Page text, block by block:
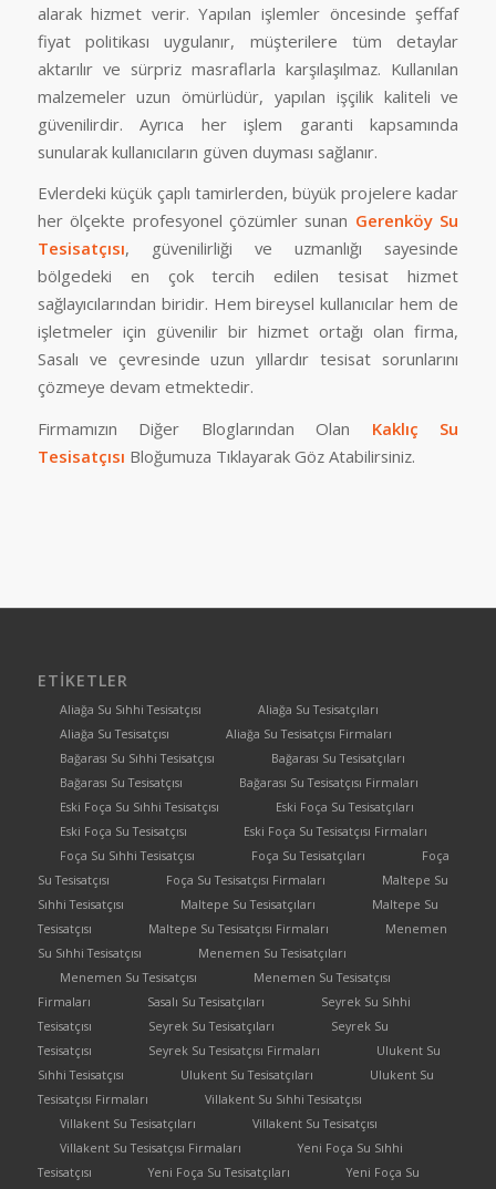
alarak hizmet verir. Yapılan işlemler öncesinde şeffaf
fiyat politikası uygulanır, müşterilere tüm detaylar
aktarılır ve sürpriz masraflarla karşılaşılmaz. Kullanılan
malzemeler uzun ömürlüdür, yapılan işçilik kaliteli ve
güvenilirdir. Ayrıca her işlem garanti kapsamında
sunularak kullanıcıların güven duyması sağlanır.
Evlerdeki küçük çaplı tamirlerden, büyük projelere kadar
her ölçekte profesyonel çözümler sunan Gerenköy Su
Tesisatçısı, güvenilirliği ve uzmanlığı sayesinde
bölgedeki en çok tercih edilen tesisat hizmet
sağlayıcılarından biridir. Hem bireysel kullanıcılar hem de
işletmeler için güvenilir bir hizmet ortağı olan firma,
Sasalı ve çevresinde uzun yıllardır tesisat sorunlarını
çözmeye devam etmektedir.
Firmamızın Diğer Bloglarından Olan Kaklıç Su
Tesisatçısı Bloğumuza Tıklayarak Göz Atabilirsiniz.
ETIKETLER
Aliağa Su Sıhhi Tesisatçısı
Aliağa Su Tesisatçıları
Aliağa Su Tesisatçısı
Aliağa Su Tesisatçısı Firmaları
Bağarası Su Sıhhi Tesisatçısı
Bağarası Su Tesisatçıları
Bağarası Su Tesisatçısı
Bağarası Su Tesisatçısı Firmaları
Eski Foça Su Sıhhi Tesisatçısı
Eski Foça Su Tesisatçıları
Eski Foça Su Tesisatçısı
Eski Foça Su Tesisatçısı Firmaları
Foça Su Sıhhi Tesisatçısı
Foça Su Tesisatçıları
Foça
Su Tesisatçısı
Foça Su Tesisatçısı Firmaları
Maltepe Su
Sıhhi Tesisatçısı
Maltepe Su Tesisatçıları
Maltepe Su
Tesisatçısı
Maltepe Su Tesisatçısı Firmaları
Menemen
Su Sıhhi Tesisatçısı
Menemen Su Tesisatçıları
Menemen Su Tesisatçısı
Menemen Su Tesisatçısı
Firmaları
Sasalı Su Tesisatçıları
Seyrek Su Sıhhi
Tesisatçısı
Seyrek Su Tesisatçıları
Seyrek Su
Tesisatçısı
Seyrek Su Tesisatçısı Firmaları
Ulukent Su
Sıhhi Tesisatçısı
Ulukent Su Tesisatçıları
Ulukent Su
Tesisatçısı Firmaları
Villakent Su Sıhhi Tesisatçısı
Villakent Su Tesisatçıları
Villakent Su Tesisatçısı
Villakent Su Tesisatçısı Firmaları
Yeni Foça Su Sıhhi
Tesisatçısı
Yeni Foça Su Tesisatçıları
Yeni Foça Su